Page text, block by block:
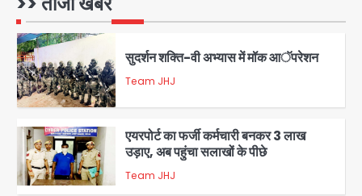
1
2
सुदर्शन शक्ति-वी अभ्यास में मॉक आॅपरेशन
Team JHJ
3
एयरपोर्ट का फर्जी कर्मचारी बनकर 3 लाख
उड़ाए, अब पहुंचा सलाखों के पीछे
Team JHJ